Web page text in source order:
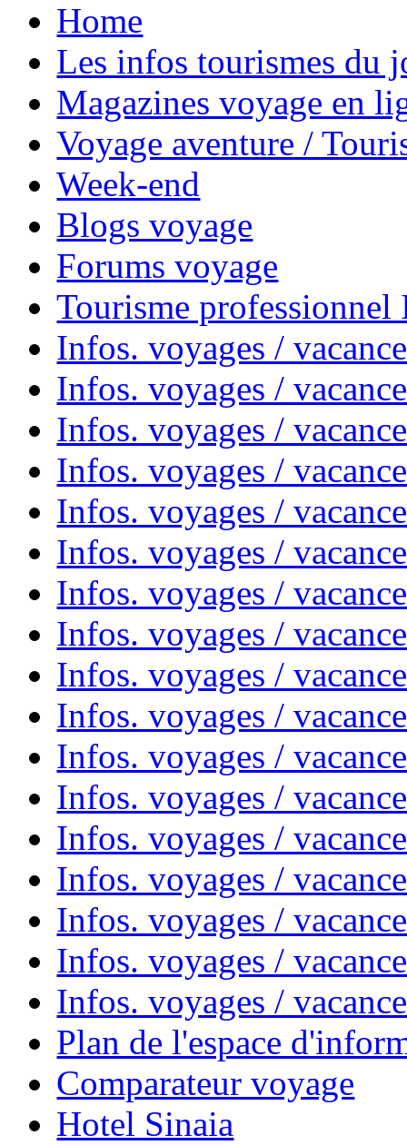
Home
Les infos tourismes du
Magazines voyage en
Voyage aventure /
Week-end
Blogs voyage
Forums voyage
Tourisme
Infos. voyages /
Infos. voyages /
Infos. voyages /
Infos. voyages /
Infos. voyages /
Infos. voyages /
Infos. voyages /
Infos. voyages /
Infos. voyages /
Infos. voyages /
Infos. voyages /
Infos. voyages /
Infos. voyages /
Infos. voyages /
Infos. voyages /
Infos. voyages /
Infos. voyages /
Plan de l'espace
Comparateur voyage
Hotel Sinaia